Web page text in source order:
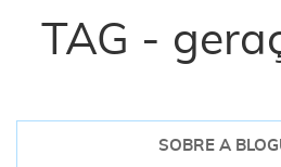
TAG -
SOBRE A